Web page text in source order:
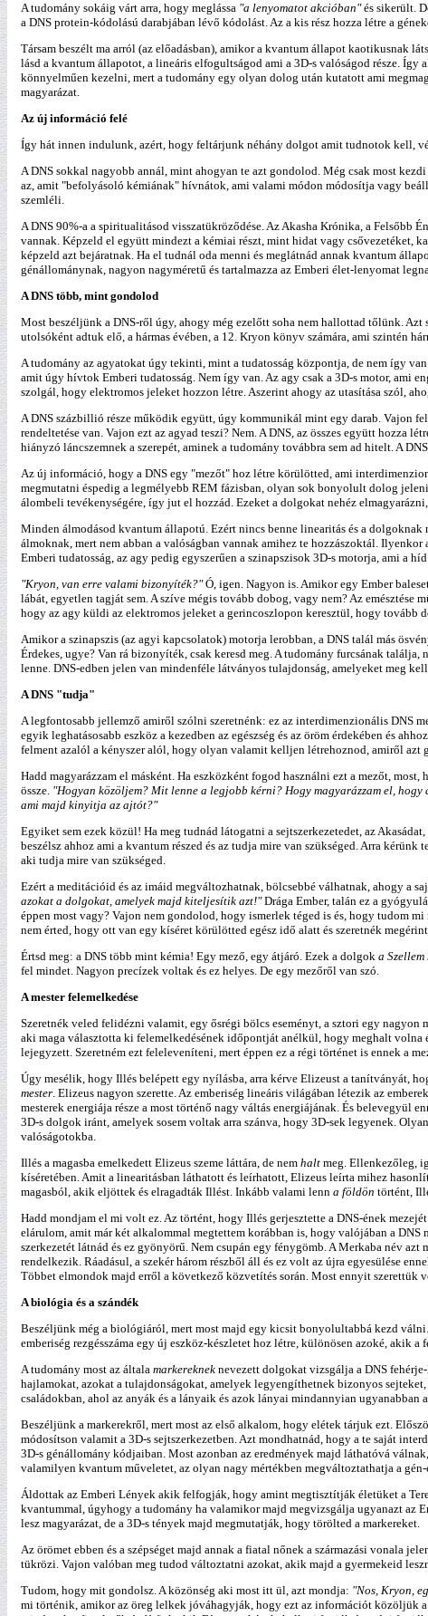
A tudomány sokáig várt arra, hogy meglássa "a lenyomatot akcióban"és sikerült.
a DNS protein-kódolású darabjában lévő kódolást. Az a kis rész hozza létre a
Társam beszélt ma arról (az előadásban), amikor a kvantum állapot kaotikusnak
lásd a kvantum állapotot, a lineáris elfogultságod ami a 3D-s valóságod része. Így
könnyelműen kezelni, mert a tudomány egy olyan dolog után kutatott ami
magyarázat.
Az új információ felé
Így hát innen indulunk, azért, hogy feltárjunk néhány dolgot amit tudnotok kell,
A DNS sokkal nagyobb annál, mint ahogyan te azt gondolod. Még csak most
az, amit "befolyásoló kémiának" hívnátok, ami valami módon módosítja vagy
szemléli.
A DNS 90%-a a spiritualitásod visszatükröződése. Az Akasha Krónika, a
vannak. Képzeld el együtt mindezt a kémiai részt, mint hidat vagy csővezetéket,
képzeld azt bejáratnak. Ha el tudnál oda menni és meglátnád annak kvantum
génállománynak, nagyon nagyméretű és tartalmazza az Emberi élet-lenyomat
A DNS több, mint gondolod
Most beszéljünk a DNS-ről úgy, ahogy még ezelőtt soha nem hallottad tőlünk. Azt
utolsóként adtuk elő, a hármas évében, a 12. Kryon könyv számára, ami szintén
A tudomány az agyatokat úgy tekinti, mint a tudatosság központja, de nem így
amit úgy hívtok Emberi tudatosság. Nem így van. Az agy csak a 3D-s motor, ami
szolgál, hogy elektromos jeleket hozzon létre. Aszerint ahogy az utasítása szól,
A DNS százbillió része működik együtt, úgy kommunikál mint egy darab. Vajon
rendeltetése van. Vajon ezt az agyad teszi? Nem. A DNS, az összes együtt hozza
hiányzó láncszemnek a szerepét, aminek a tudomány továbbra sem ad hitelt. A
Az új információ, hogy a DNS egy "mezőt" hoz létre körülötted, ami
megmutatni éspedig a legmélyebb REM fázisban, olyan sok bonyolult dolog
álombeli tevékenységére, így jut el hozzád. Ezeket a dolgokat nehéz
Minden álmodásod kvantum állapotú. Ezért nincs benne linearitás és a
álmoknak, mert nem abban a valóságban vannak amihez te hozzászoktál.
Emberi tudatosság, az agy pedig egyszerűen a szinapszisok 3D-s motorja, ami a
"Kryon, van erre valami bizonyíték?"Ó, igen. Nagyon is. Amikor egy Ember
lábát, egyetlen tagját sem. A szíve mégis tovább dobog, vagy nem? Az
hogy az agy küldi az elektromos jeleket a gerincoszlopon keresztül, hogy tovább
Amikor a szinapszis (az agyi kapcsolatok) motorja lerobban, a DNS talál más
Érdekes, ugye? Van rá bizonyíték, csak keresd meg. A tudomány furcsának
lenne. DNS-edben jelen van mindenféle látványos tulajdonság, amelyeket meg
A DNS "tudja"
A legfontosabb jellemző amiről szólni szeretnénk: ez az interdimenzionális DNS
egyik leghatásosabb eszköz a kezedben az egészség és az öröm érdekében és
felment azalól a kényszer alól, hogy olyan valamit kelljen létrehoznod, amiről azt
Hadd magyarázzam el másként. Ha eszközként fogod használni ezt a mezőt,
össze. "Hogyan közöljem? Mit lenne a legjobb kérni? Hogy magyarázzam el,
ami majd kinyitja az ajtót?"
Egyiket sem ezek közül! Ha meg tudnád látogatni a sejtszerkezetedet, az
beszélsz ahhoz ami a kvantum részed és az tudja mire van szükséged. Arra
aki tudja mire van szükséged.
Ezért a meditációid és az imáid megváltozhatnak, bölcsebbé válhatnak, ahogy a
azokat a dolgokat, amelyek majd kiteljesítik azt!"Drága Ember, talán ez a
éppen most vagy? Vajon nem gondolod, hogy ismerlek téged is és, hogy tudom
nem érted, hogy ott van egy kíséret körülötted egész idő alatt és szeretnék
Értsd meg: a DNS több mint kémia! Egy mező, egy átjáró. Ezek a dolgok a
fel mindet. Nagyon precízek voltak és ez helyes. De egy mezőről van szó.
A mester felemelkedése
Szeretnék veled felidézni valamit, egy ősrégi bölcs eseményt, a sztori egy
aki maga választotta ki felemelkedésének időpontját anélkül, hogy meghalt
lejegyzett. Szeretném ezt feleleveníteni, mert éppen ez a régi történet is ennek a
Úgy mesélik, hogy Illés belépett egy nyílásba, arra kérve Elizeust a tanítványát,
mester. Elizeus nagyon szerette. Az emberiség lineáris világában létezik az
mesterek energiája része a most történő nagy váltás energiájának. És belevegyül
3D-s dolgok iránt, amelyek sosem voltak arra szánva, hogy 3D-sek legyenek.
valóságotokba.
Illés a magasba emelkedett Elizeus szeme láttára, de nem halt meg. Ellenkezőleg,
kíséretében. Amit a linearitásban láthatott és leírhatott, Elizeus leírta mihez
magasból, akik eljöttek és elragadták Illést. Inkább valami lenn a földön történt,
Hadd mondjam el mi volt ez. Az történt, hogy Illés gerjesztette a DNS-ének
elárulom, amit már két alkalommal megtettem korábban is, hogy valójában a DNS
szerkezetét látnád és ez gyönyörű. Nem csupán egy fénygömb. A Merkaba név
rendelkezik. Ráadásul, a szekér három részből áll és ez volt az újra egyesülése
Többet elmondok majd erről a következő közvetítés során. Most ennyit
A biológia és a szándék
Beszéljünk még a biológiáról, mert most majd egy kicsit bonyolultabbá kezd
emberiség rezgésszáma egy új eszköz-készletet hoz létre, különösen azoké,
A tudomány most az általa markereknek nevezett dolgokat vizsgálja a DNS
hajlamokat, azokat a tulajdonságokat, amelyek legyengíthetnek bizonyos
családokban, ahol az anyák és a lányaik és azok lányai mindannyian
Beszéljünk a markerekről, mert most az első alkalom, hogy elétek tárjuk ezt.
módosítson valamit a 3D-s sejtszerkezetben. Azt mondhatnád, hogy a te saját
3D-s génállomány kódjaiban. Most azonban az eredmények majd láthatóvá
valamilyen kvantum műveletet, az olyan nagy mértékben megváltoztathatja a
Áldottak az Emberi Lények akik felfogják, hogy amint megtisztítják életüket a
kvantummal, úgyhogy a tudomány ha valamikor majd megvizsgálja ugyanazt az
lesz magyarázat, de a 3D-s tények majd megmutatják, hogy törölted a markereket.
Az örömet ebben és a szépséget majd annak a fiatal nőnek a származási vonala
tükrözi. Vajon valóban meg tudod változtatni azokat, akik majd a gyermekeid
Tudom, hogy mit gondolsz. A közönség aki most itt ül, azt mondja: "Nos, Kryon,
mi történik, amikor az öreg lelkek jóváhagyják, hogy ezt az információt közöljük